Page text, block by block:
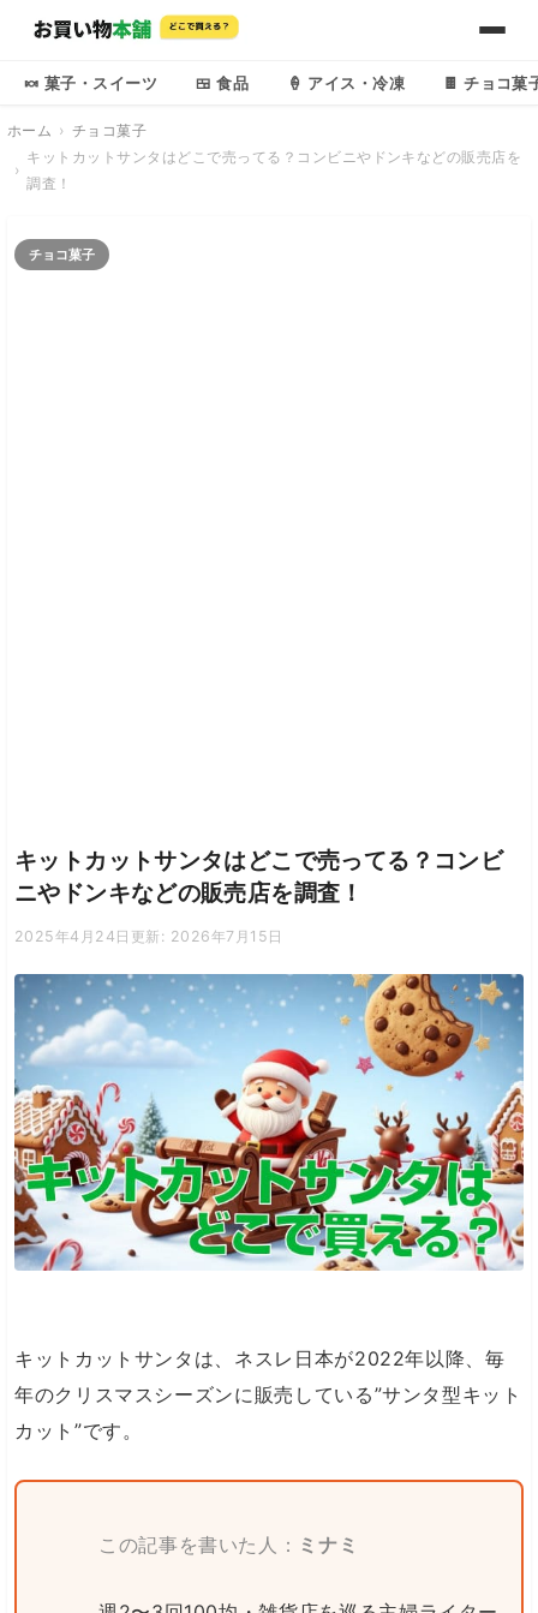
🍬 菓子・スイーツ 🍱 食品 🍦 アイス・冷凍 🍫 チョコ菓
ホーム
チョコ菓子
キットカットサンタはどこで売ってる？コンビニやドンキなどの販売店を
調査！
チョコ菓子
キットカットサンタはどこで売ってる？コンビ
ニやドンキなどの販売店を調査！
2025年4月24日 更新: 2026年7月15日
キットカットサンタは、ネスレ日本が2022年以降、毎
年のクリスマスシーズンに販売している”サンタ型キット
カット”です。
この記事を書いた人： ミナミ